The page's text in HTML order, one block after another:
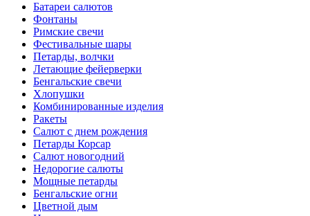
Батареи салютов
Фонтаны
Римские свечи
Фестивальные шары
Петарды, волчки
Летающие фейерверки
Бенгальские свечи
Хлопушки
Комбинированные изделия
Ракеты
Салют с днем рождения
Петарды Корсар
Салют новогодний
Недорогие салюты
Мощные петарды
Бенгальские огни
Цветной дым